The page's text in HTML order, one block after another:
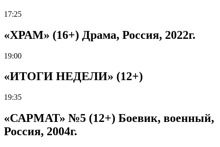
17:25
«ХРАМ» (16+) Драма, Россия, 2022г.
19:00
«ИТОГИ НЕДЕЛИ» (12+)
19:35
«САРМАТ» №5 (12+) Боевик, военный,
Россия, 2004г.